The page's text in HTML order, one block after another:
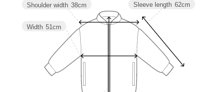
Sleeve length 62cm
Width 51cm
Shoulder width 38cm